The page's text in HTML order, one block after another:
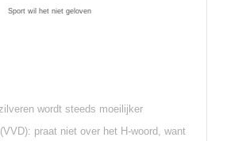
Sport wil het niet geloven
wordt steeds moeilijker
praat niet over het H-woord, want